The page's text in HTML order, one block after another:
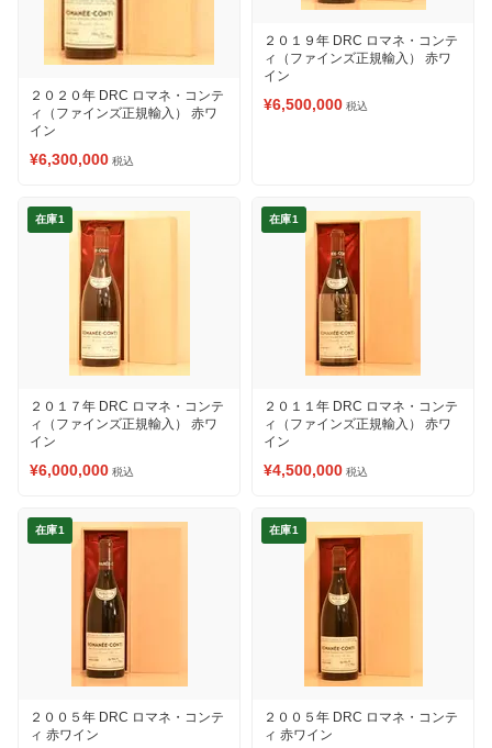
２０２０年 DRC ロマネ・コンテ
ィ（ファインズ正規輸入） 赤ワ
イン
¥6,300,000 税込
２０１９年 DRC ロマネ・コンテ
ィ（ファインズ正規輸入） 赤ワ
イン
¥6,500,000 税込
在庫1
２０１７年 DRC ロマネ・コンテ
ィ（ファインズ正規輸入） 赤ワ
イン
¥6,000,000 税込
在庫1
２０１１年 DRC ロマネ・コンテ
ィ（ファインズ正規輸入） 赤ワ
イン
¥4,500,000 税込
在庫1
２００５年 DRC ロマネ・コンテ
ィ 赤ワイン
在庫1
２００５年 DRC ロマネ・コンテ
ィ 赤ワイン